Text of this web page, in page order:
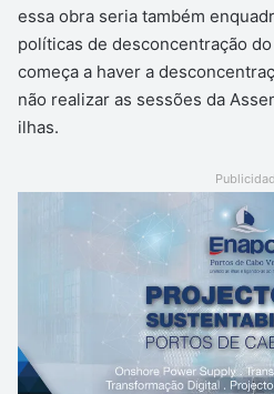
essa obra seria também
políticas de desconcentração
começa a haver a
não realizar as sessões da
ilhas.